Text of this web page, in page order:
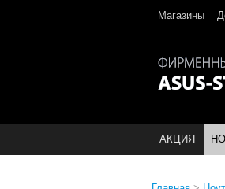
Магазины
АКЦИЯ